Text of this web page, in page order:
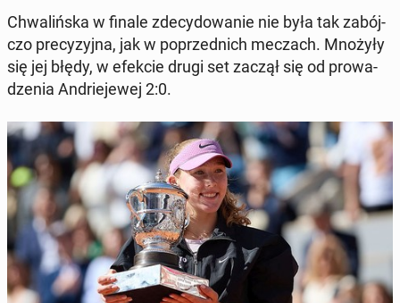
Chwa­liń­ska w finale zde­cy­do­wa­nie nie była tak za­bój­
czo pre­cy­zyj­na, jak w po­przed­nich meczach. Mnożyły
się jej błędy, w efekcie drugi set zaczął się od pro­wa­
dze­nia An­drie­je­wej 2:0.